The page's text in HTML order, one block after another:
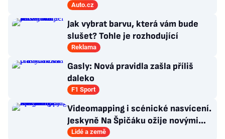
veřejně dostupné!
Auto.cz
Jak vybrat barvu, která vám bude
slušet? Tohle je rozhodující
Reklama
Gasly: Nová pravidla zašla příliš
daleko
F1 Sport
Videomapping i scénické nasvícení.
Jeskyně Na Špičáku ožije novými
technologiemi
Lidé a země